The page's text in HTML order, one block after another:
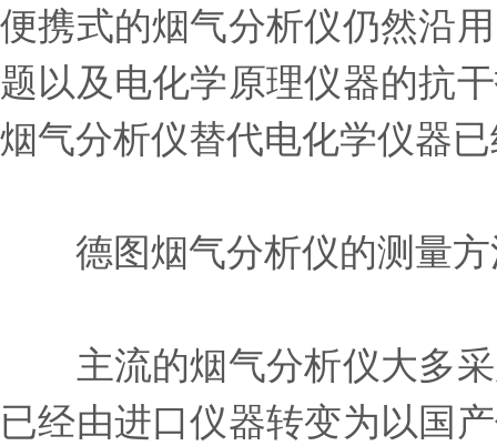
便携式的烟气分析仪仍然沿
题以及电化学原理仪器的抗
烟气分析仪替代电化学仪器
德图烟气分析仪的测量方
主流的烟气分析仪大多采
已经由进口仪器转变为以国